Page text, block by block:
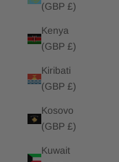
(GBP £)
Kenya
(GBP £)
Kiribati
(GBP £)
Kosovo
(GBP £)
Kuwait